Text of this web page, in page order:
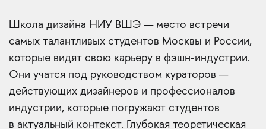
Школа дизайна НИУ ВШЭ — место встречи
самых талантливых студентов Москвы и России,
которые видят свою карьеру в фэшн-индустрии.
Они учатся под руководством кураторов —
действующих дизайнеров и профессионалов
индустрии, которые погружают студентов
в актуальный контекст. Глубокая теоретическая